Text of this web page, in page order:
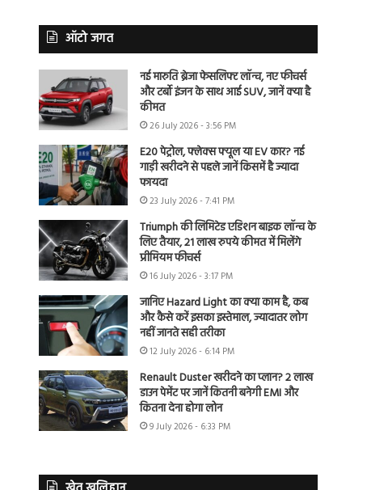
ऑटो जगत
नई मारुति ब्रेजा फेसलिफ्ट लॉन्च, नए फीचर्स
और टर्बो इंजन के साथ आई SUV, जानें क्या है
कीमत
26 July 2026 - 3:56 PM
E20 पेट्रोल, फ्लेक्स फ्यूल या EV कार? नई
गाड़ी खरीदने से पहले जानें किसमें है ज्यादा
फायदा
23 July 2026 - 7:41 PM
Triumph की लिमिटेड एडिशन बाइक लॉन्च के
लिए तैयार, 21 लाख रुपये कीमत में मिलेंगे
प्रीमियम फीचर्स
16 July 2026 - 3:17 PM
जानिए Hazard Light का क्या काम है, कब
और कैसे करें इसका इस्तेमाल, ज्यादातर लोग
नहीं जानते सही तरीका
12 July 2026 - 6:14 PM
Renault Duster खरीदने का प्लान? 2 लाख
डाउन पेमेंट पर जानें कितनी बनेगी EMI और
कितना देना होगा लोन
9 July 2026 - 6:33 PM